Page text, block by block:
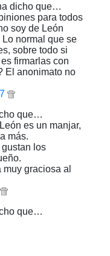
dicho que…
para todos
soy de León
Lo normal que se
sobre todo si
firmarlas con
El anonimato no
que…
es un manjar,
más.
los
graciosa al
que…